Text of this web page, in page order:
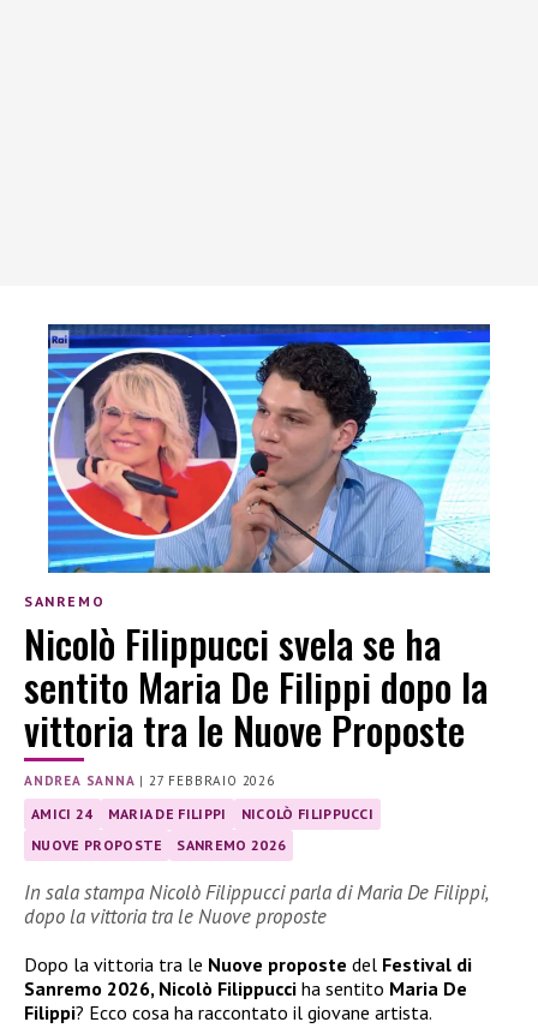
SANREMO
Nicolò Filippucci svela se ha
sentito Maria De Filippi dopo la
vittoria tra le Nuove Proposte
ANDREA SANNA | 27 FEBBRAIO 2026
AMICI 24 MARIA DE FILIPPI
NICOLÒ FILIPPUCCI
NUOVE PROPOSTE
SANREMO 2026
In sala stampa Nicolò Filippucci parla di Maria De Filippi,
dopo la vittoria tra le Nuove proposte
Dopo la vittoria tra le Nuove proposte del Festival di
Sanremo 2026, Nicolò Filippucci ha sentito Maria De
Filippi? Ecco cosa ha raccontato il giovane artista.